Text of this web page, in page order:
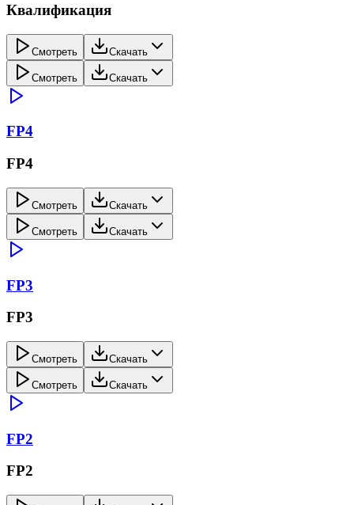
Квалификация
Смотреть Скачать
Смотреть Скачать
FP4
FP4
Смотреть Скачать
Смотреть Скачать
FP3
FP3
Смотреть Скачать
Смотреть Скачать
FP2
FP2